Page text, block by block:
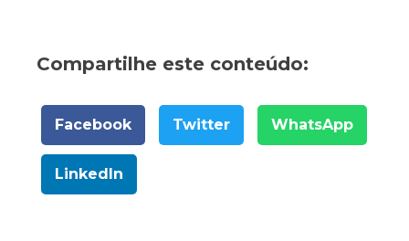
Compartilhe este conteúdo:
Facebook Twitter WhatsApp
LinkedIn